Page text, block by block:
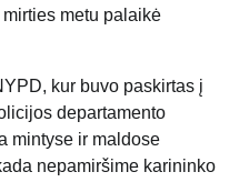
metu palaikė
kur buvo paskirtas į
departamento
mintyse ir maldose
nepamiršime karininko